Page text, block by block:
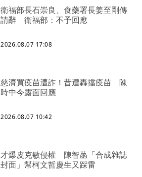
衛福部長石崇良、食藥署長姜至剛傳
請辭 衛福部：不予回應
2026.08.07 17:08
慈濟買疫苗遭詐！昔遭轟擋疫苗 陳
時中今露面回應
2026.08.07 10:42
才爆皮克敏侵權 陳智菡「合成雜誌
封面」幫柯文哲慶生又踩雷